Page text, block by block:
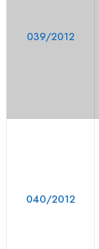
039/2012
040/2012